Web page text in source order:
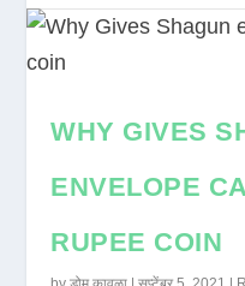
WHY GIVES
ENVELOPE
RUPEE COIN